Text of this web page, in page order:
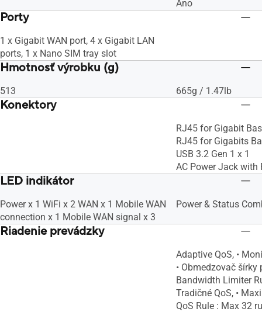
Áno
Porty
1 x Gigabit WAN port, 4 x Gigabit LAN
ports, 1 x Nano SIM tray slot
Hmotnosť výrobku (g)
513 665g / 1.47lb
Konektory
RJ45 for Gigabit
RJ45 for Gigabits
USB 3.2 Gen 1 x 1
AC Power Jack with
LED indikátor
Power x 1 WiFi x 2 WAN x 1 Mobile WAN
connection x 1 Mobile WAN signal x 3
Power & Status
Riadenie prevádzky
Adaptive QoS, •
• Obmedzovač
Bandwidth Limiter
Tradičné QoS, •
QoS Rule : Max 32